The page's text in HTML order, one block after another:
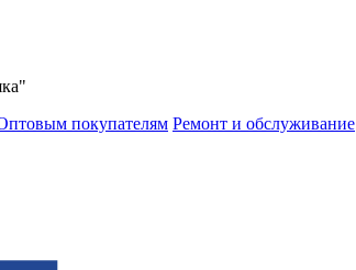
покупателям Ремонт и обслуживание